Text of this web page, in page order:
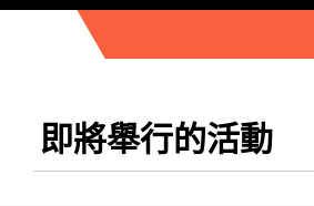
即將舉行的活動